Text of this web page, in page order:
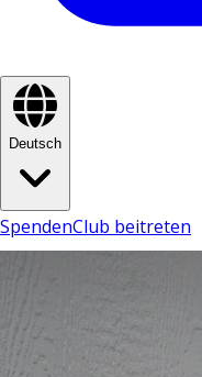
Deutsch
SpendenClub beitreten